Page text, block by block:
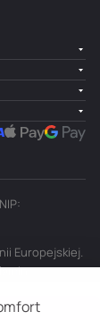
Europejskiej.